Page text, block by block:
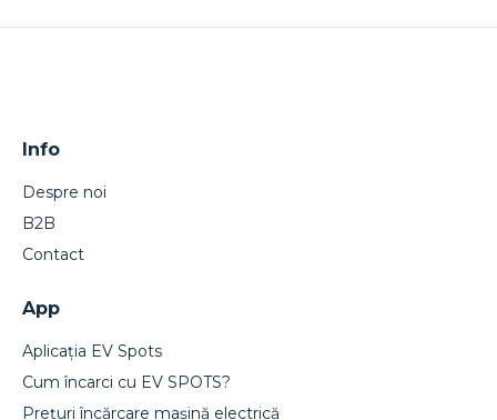
Info
Despre noi
B2B
Contact
App
Aplicația EV Spots
Cum încarci cu EV SPOTS?
Prețuri încărcare mașină electrică